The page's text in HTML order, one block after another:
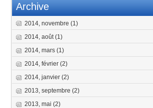
Archive
2014, novembre(1)
2014, août(1)
2014, mars(1)
2014, février(2)
2014, janvier(2)
2013, septembre(2)
2013, mai(2)